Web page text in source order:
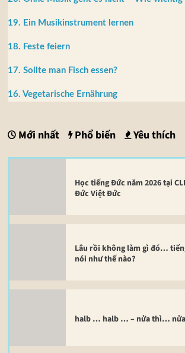
19. Ein Musikinstrument lernen
18. Feste feiern
17. Sollte man Fisch essen?
16. Vegetarische Ernährung
Mới nhất Phổ biến Yêu thích
Học tiếng Đức năm 2026 tại
Đức Việt Đức
Lâu rồi không làm gì đó…
nói như thế nào?
halb … halb … – nửa thì…